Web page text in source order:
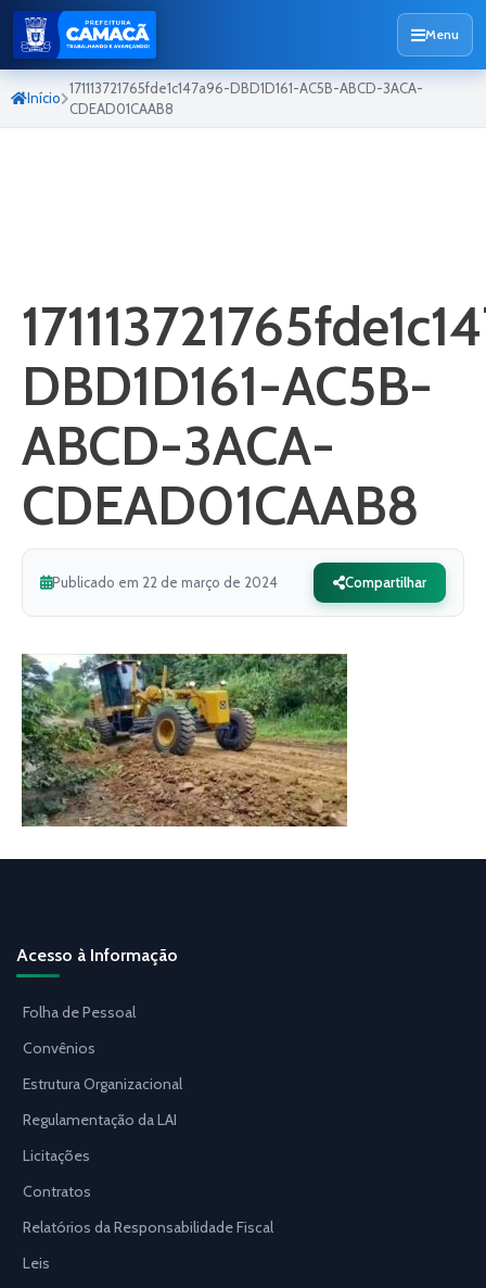
Menu
Início
171113721765fde1c147a96-DBD1D161-AC5B-ABCD-3ACA-
CDEAD01CAAB8
DBD1D161-AC5B-
ABCD-3ACA-
CDEAD01CAAB8
Publicado em 22 de março de 2024 Compartilhar
Acesso à Informação
Folha de Pessoal
Convênios
Estrutura Organizacional
Regulamentação da LAI
Licitações
Contratos
Relatórios da Responsabilidade Fiscal
Leis